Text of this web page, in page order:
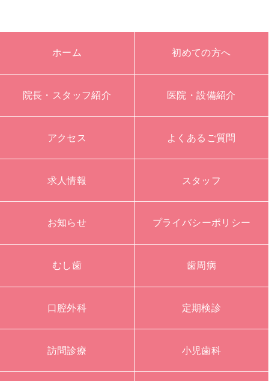
ホーム 初めての方へ
院長・スタッフ紹介 医院・設備紹介
アクセス よくあるご質問
求人情報 スタッフ
お知らせ プライバシーポリシー
むし歯 歯周病
口腔外科 定期検診
訪問診療 小児歯科